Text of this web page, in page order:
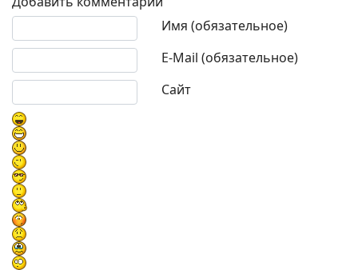
Имя (обязательное)
E-Mail (обязательное)
Сайт